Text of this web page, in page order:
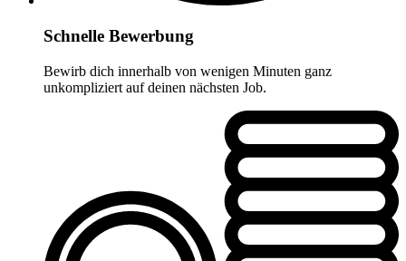
Schnelle Bewerbung
Bewirb dich innerhalb von wenigen Minuten ganz
unkompliziert auf deinen nächsten Job.